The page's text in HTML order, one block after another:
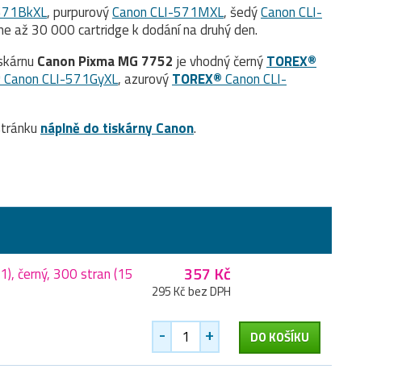
, purpurovýCanon CLI-571MXL, šedýCanon CLI-
až 30 000 cartridge k dodání na druhý den.
Canon Pixma MG 7752 je vhodný černýTOREX®
Canon CLI-571GyXL, azurovýTOREX®Canon CLI-
náplně do tiskárny Canon.
černý, 300 stran (15
357 Kč
295 Kč bez DPH
- + DO KOŠÍKU